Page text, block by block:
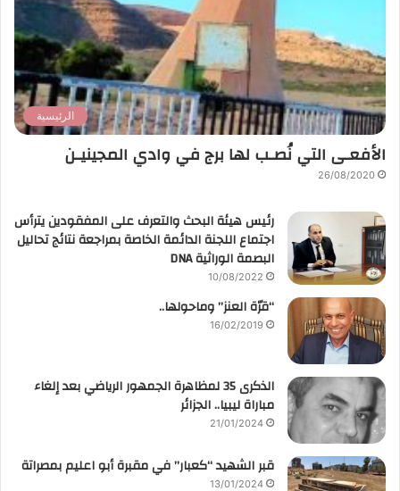
الرئيسية
الأفعـى التي نُصـب لها برج في وادي المجينيـن
26/08/2020
رئيس هيئة البحث والتعرف على المفقودين يترأس
اجتماع اللجنة الدائمة الخاصة بمراجعة نتائج تحاليل
البصمة الوراثية DNA
10/08/2022
“قرّة العنز” وماحولها..
16/02/2019
الذكرى 35 لمظاهرة الجمهور الرياضي بعد إلغاء
مباراة ليبيا.. الجزائر
21/01/2024
قبر الشهيد “كعبار” في مقبرة أبو اعليم بمصراتة
13/01/2024